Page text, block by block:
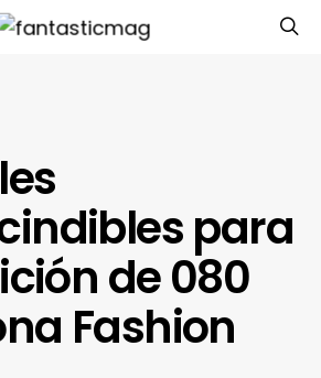
para
de 080
Fashion